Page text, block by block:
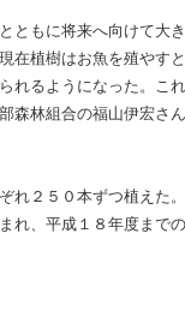
もに将来へ向けて大
在植樹はお魚を殖やす
れるようになった。こ
森林組合の福山伊宏さ
れ２５０本ずつ植えた
れ、平成１８年度まで